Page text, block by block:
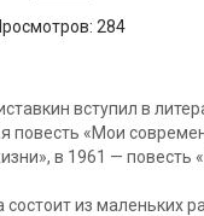
284
вступил в
повесть «Мои
в 1961 — повесть
из маленьких